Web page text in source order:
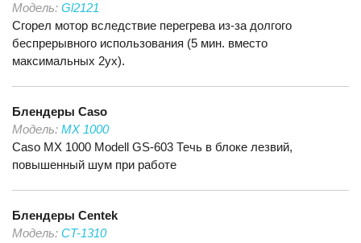
Модель: Gl2121
Сгорел мотор вследствие перегрева из-за долгого
беспрерывного использования (5 мин. вместо
максимальных 2ух).
Блендеры Caso
Модель: MX 1000
Caso MX 1000 Modell GS-603 Течь в блоке лезвий,
повышенный шум при работе
Блендеры Centek
Модель: CT-1310